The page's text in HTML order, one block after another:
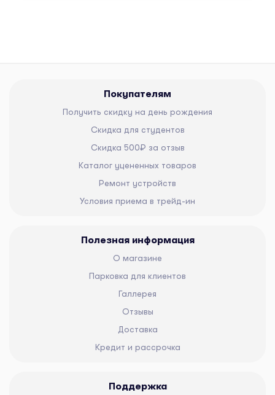
Покупателям
Получить скидку на день рождения
Скидка для студентов
Скидка 500₽ за отзыв
Каталог уцененных товаров
Ремонт устройств
Условия приема в трейд-ин
Полезная информация
О магазине
Парковка для клиентов
Галлерея
Отзывы
Доставка
Кредит и рассрочка
Поддержка